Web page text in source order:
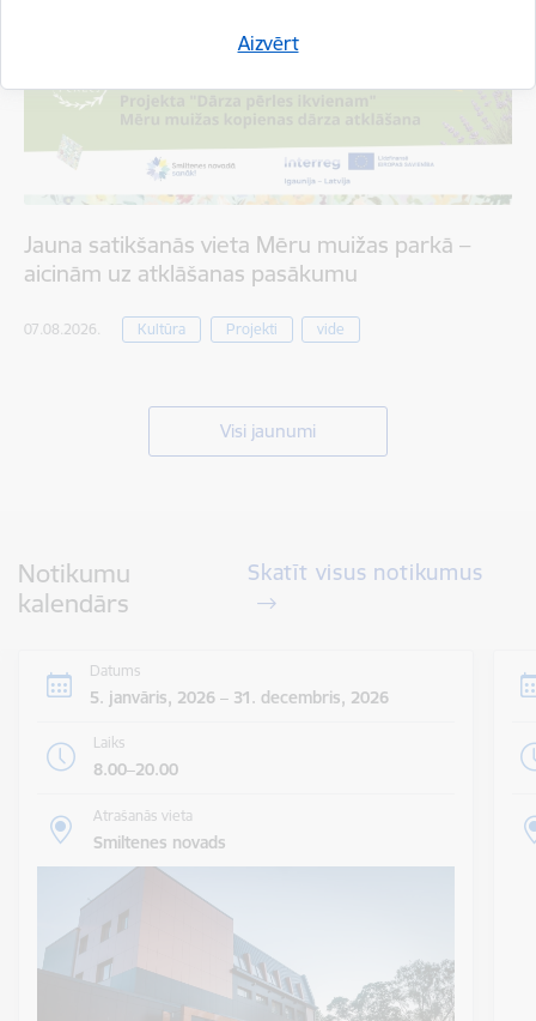
Aizvērt
Jauna satikšanās vieta Mēru muižas parkā –
aicinām uz atklāšanas pasākumu
07.08.2026. Kultūra Projekti vide
Visi jaunumi
Notikumu
kalendārs
Skatīt visus notikumus
Datums
5. janvāris, 2026 – 31. decembris, 2026
Laiks
8.00–20.00
Atrašanās vieta
Smiltenes novads